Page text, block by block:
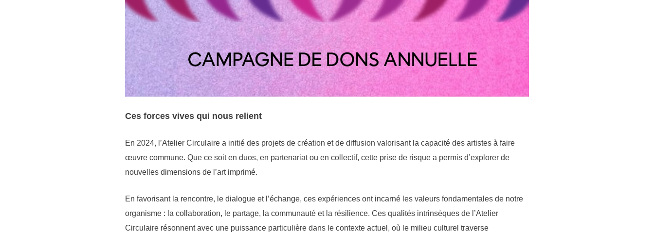
Ces forces vives qui nous relient
En 2024, l’Atelier Circulaire a initié des projets de création et de diffusion valorisant la capacité des artistes à faire
œuvre commune. Que ce soit en duos, en partenariat ou en collectif, cette prise de risque a permis d’explorer de
nouvelles dimensions de l’art imprimé.
En favorisant la rencontre, le dialogue et l’échange, ces expériences ont incarné les valeurs fondamentales de notre
organisme : la collaboration, le partage, la communauté et la résilience. Ces qualités intrinsèques de l’Atelier
Circulaire résonnent avec une puissance particulière dans le contexte actuel, où le milieu culturel traverse